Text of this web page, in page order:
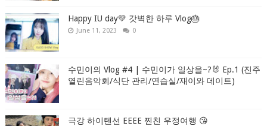
Happy IU day💛 갓벽한 하루 Vlog🎂
June 11, 2023 0
수민이의 Vlog #4 | 수민이가 일상을~?🐰 Ep.1 (진주
열린음악회/식단 관리/연습실/재이와 데이트)
극강 하이텐션 EEEE 찐친 우정여행 😘